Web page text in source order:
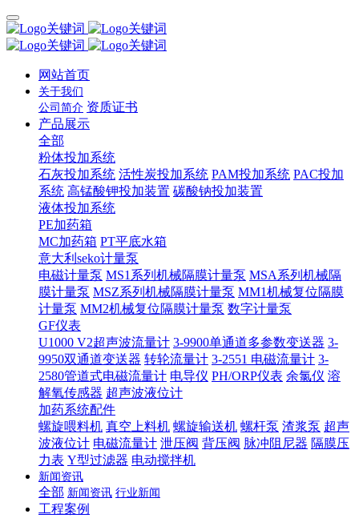
网站首页
关于我们
公司简介 资质证书
产品展示
全部
粉体投加系统
石灰投加系统 活性炭投加系统 PAM投加系统 PAC投加
系统 高锰酸钾投加装置 碳酸钠投加装置
液体投加系统
PE加药箱
MC加药箱 PT平底水箱
意大利seko计量泵
电磁计量泵 MS1系列机械隔膜计量泵 MSA系列机械隔
膜计量泵 MSZ系列机械隔膜计量泵 MM1机械复位隔膜
计量泵 MM2机械复位隔膜计量泵 数字计量泵
GF仪表
U1000 V2超声波流量计 3-9900单通道多参数变送器 3-
9950双通道变送器 转轮流量计 3-2551 电磁流量计 3-
2580管道式电磁流量计 电导仪 PH/ORP仪表 余氯仪 溶
解氧传感器 超声波液位计
加药系统配件
螺旋喂料机 真空上料机 螺旋输送机 螺杆泵 渣浆泵 超声
波液位计 电磁流量计 泄压阀 背压阀 脉冲阻尼器 隔膜压
力表 Y型过滤器 电动搅拌机
新闻资讯
全部 新闻资讯 行业新闻
工程案例